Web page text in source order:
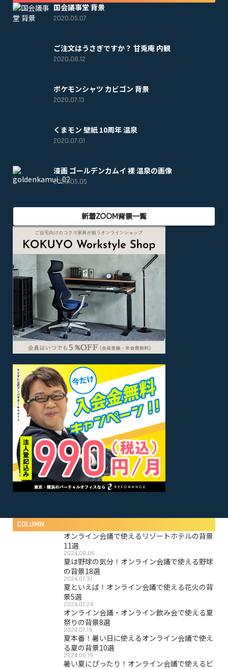
国会議事堂 背景
2020.05.07
ご注文はうさぎですか？ 甘兎庵 内観
2020.08.12
ポケモンシャツ カビゴン 背景
2020.07.13
くまモン 壁紙 10周年 温泉
2020.07.01
漫画 ゴールデンカムイ 裸 温泉の画像
2020.05.05
新着ZOOM背景一覧
COLUMN
オンライン会議で使えるリゾートホテルの背景
11選
2024.08.06
夏は野球の気分！オンライン会議で使える野球
の背景18選
2024.07.31
夏といえば！オンライン会議で使える花火の背
景5選
2024.07.24
オンライン会議・オンライン飲み会で使える夏
祭りの背景8選
2024.07.19
夏本番！暑い日に使えるオンライン会議で使え
る夏の背景10選
2024.06.19
暑い夏にぴったり！オンライン会議で使えるビ